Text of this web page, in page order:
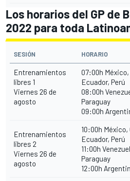
Los horarios del GP de
2022 para toda
SESIÓN HORARIO
Entrenamientos
libres 1
Viernes 26 de
agosto
07:00h
Ecuador, Perú
08:00h
Paraguay
09:00h
Entrenamientos
libres 2
Viernes 26 de
agosto
10:00h
Ecuador, Perú
11:00h
Paraguay
12:00h